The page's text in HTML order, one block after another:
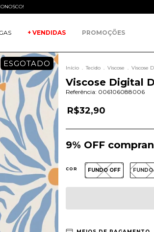
+ VENDIDAS PROMOÇÕES
ESGOTADO Início . Tecido . Viscose . Viscose
Viscose Digital
Referência: 006106088006
R$32,90
9% OFF
COR FUNDO OFF